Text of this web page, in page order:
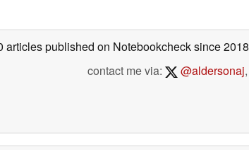
articles published on Notebookchecksince 2018
contact me via:
@aldersonaj,